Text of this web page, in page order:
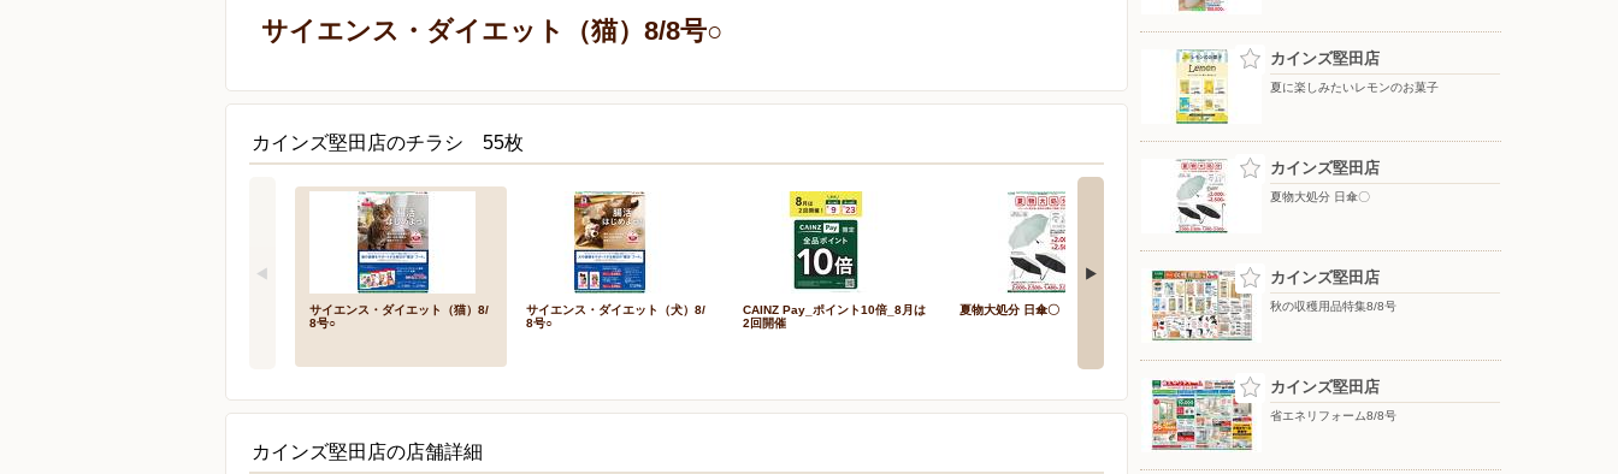
サイエンス・ダイエット（猫）8/8号○
カインズ堅田店のチラシ 55枚
サイエンス・ダイエット（猫）8/
8号○
サイエンス・ダイエット（犬）8/
8号○
CAINZ Pay_ポイント10倍_8月は
2回開催
夏物大処分 日傘〇
夏物大処分 ポップアップテント
+水物〇
水やりラクラク 散水ノズル〇
カインズ堅田店の店舗詳細
カインズ堅田店
夏に楽しみたいレモンのお菓子
カインズ堅田店
夏物大処分 日傘〇
カインズ堅田店
秋の収穫用品特集8/8号
カインズ堅田店
省エネリフォーム8/8号